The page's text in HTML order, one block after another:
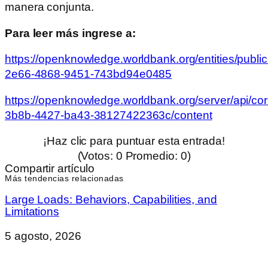
manera conjunta.
Para leer más ingrese a:
https://openknowledge.worldbank.org/entities/
2e66-4868-9451-743bd94e0485
https://openknowledge.worldbank.org/server/api/
3b8b-4427-ba43-38127422363c/content
¡Haz clic para puntuar esta entrada!
(Votos: 0 Promedio: 0)
Compartir artículo
Más tendencias relacionadas
Large Loads: Behaviors, Capabilities, and
Limitations
5 agosto, 2026